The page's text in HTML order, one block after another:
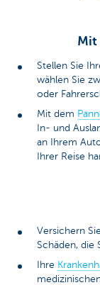
Mit
Stellen Sie
wählen Sie
oder
Mit dem
In- und
an Ihrem
Ihrer Reise
Versichern
Schäden, die
Ihre